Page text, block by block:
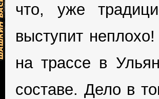
что, уже
выступит
на трассе в
составе. Дело в